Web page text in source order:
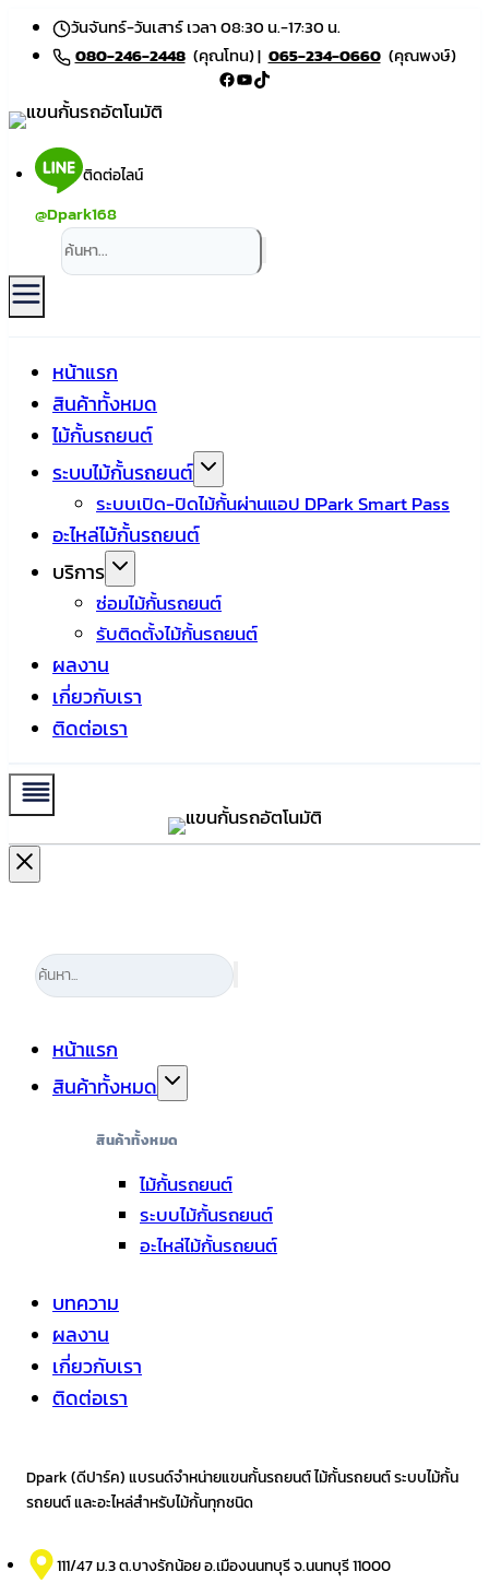
Skip
วันจันทร์-วันเสาร์ เวลา 08:30 น.-17:30 น.
080-246-2448 (คุณโทน) | 065-234-0660 (คุณพงษ์)
Facebook
YouTube
TikTok
ติดต่อไลน์
@Dpark168
หน้าแรก
สินค้าทั้งหมด
ไม้กั้นรถยนต์
ระบบไม้กั้นรถยนต์
ระบบเปิด-ปิดไม้กั้นผ่านแอป DPark Smart Pass
อะไหล่ไม้กั้นรถยนต์
บริการ
ซ่อมไม้กั้นรถยนต์
รับติดตั้งไม้กั้นรถยนต์
ผลงาน
เกี่ยวกับเรา
ติดต่อเรา
หน้าแรก
สินค้าทั้งหมด
สินค้าทั้งหมด
ไม้กั้นรถยนต์
ระบบไม้กั้นรถยนต์
อะไหล่ไม้กั้นรถยนต์
บทความ
ผลงาน
เกี่ยวกับเรา
ติดต่อเรา
Dpark (ดีปาร์ค) แบรนด์จำหน่ายแขนกั้นรถยนต์ ไม้กั้นรถยนต์ ระบบไม้กั้น
รถยนต์ และอะไหล่สำหรับไม้กั้นทุกชนิด
111/47 ม.3 ต.บางรักน้อย อ.เมืองนนทบุรี จ.นนทบุรี 11000